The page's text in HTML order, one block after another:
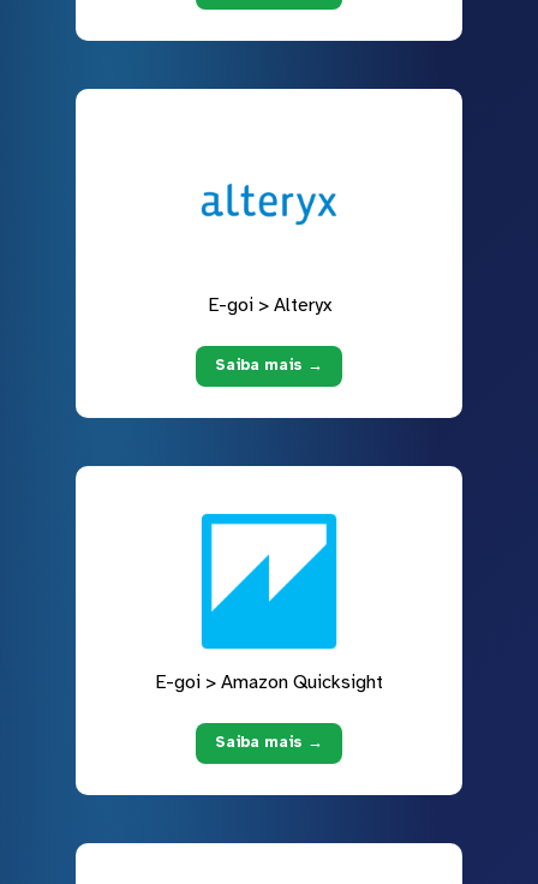
E-goi > Alteryx
Saiba mais →
E-goi > Amazon Quicksight
Saiba mais →